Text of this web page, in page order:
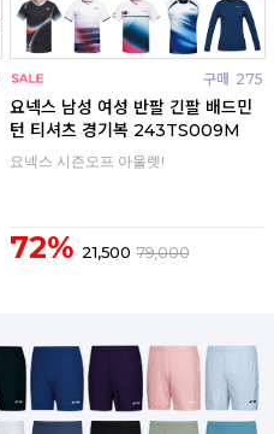
구매 275
요넥스 남성 여성 반팔 긴팔 배드민
턴 티셔츠 경기복 243TS009M
요넥스 시즌오프 아울렛!
72% 21,500 79,000